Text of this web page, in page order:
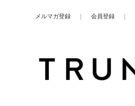
メルマガ登録 会員登録